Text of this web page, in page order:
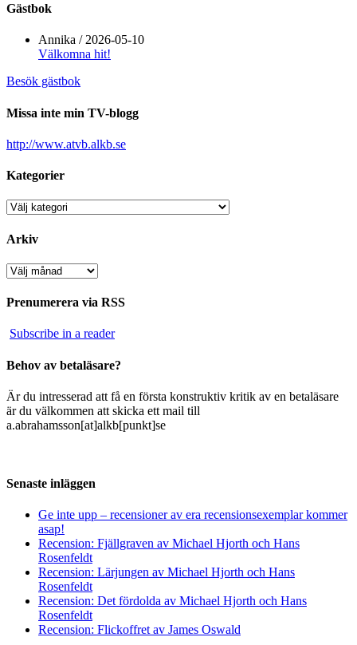
Gästbok
Annika / 2026-05-10
Välkomna hit!
Besök gästbok
Missa inte min TV-blogg
http://www.atvb.alkb.se
Kategorier
Kategorier
Arkiv
Arkiv
Prenumerera via RSS
Subscribe in a reader
Behov av betaläsare?
Är du intresserad att få en första konstruktiv kritik av en betaläsare
är du välkommen att skicka ett mail till
a.abrahamsson[at]alkb[punkt]se
Senaste inläggen
Ge inte upp – recensioner av era recensionsexemplar kommer
asap!
Recension: Fjällgraven av Michael Hjorth och Hans
Rosenfeldt
Recension: Lärjungen av Michael Hjorth och Hans
Rosenfeldt
Recension: Det fördolda av Michael Hjorth och Hans
Rosenfeldt
Recension: Flickoffret av James Oswald